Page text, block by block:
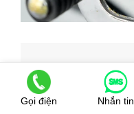
Gọi điện Nhắn tin